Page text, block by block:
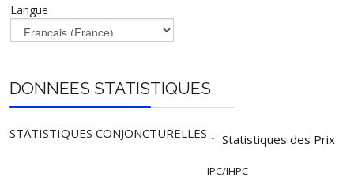
Langue
DONNEES STATISTIQUES
STATISTIQUES CONJONCTURELLES Statistiques des Prix
IPC/IHPC